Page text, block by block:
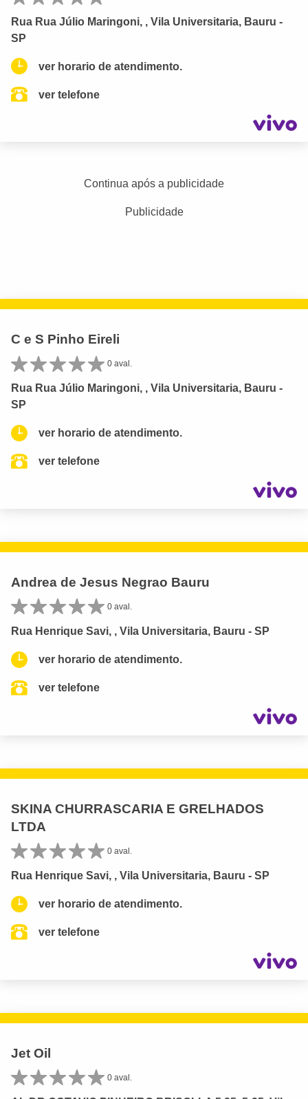
Rua Rua Júlio Maringoni, , Vila Universitaria, Bauru -
SP
ver horario de atendimento.
ver telefone
Continua após a publicidade
Publicidade
C e S Pinho Eireli
0 aval.
Rua Rua Júlio Maringoni, , Vila Universitaria, Bauru -
SP
ver horario de atendimento.
ver telefone
Andrea de Jesus Negrao Bauru
0 aval.
Rua Henrique Savi, , Vila Universitaria, Bauru - SP
ver horario de atendimento.
ver telefone
SKINA CHURRASCARIA E GRELHADOS
LTDA
0 aval.
Rua Henrique Savi, , Vila Universitaria, Bauru - SP
ver horario de atendimento.
ver telefone
Jet Oil
0 aval.